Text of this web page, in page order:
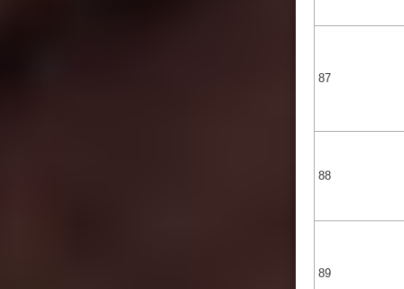
87
88
89